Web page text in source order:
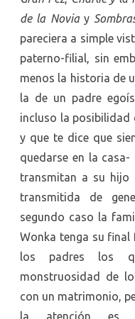
de la Noviay
pareciera a simple
paterno-filial, sin
menos la historia de
la de un padre
incluso la posibilidad
y que te dice que
quedarse en la
transmitan a su hijo
transmitida de
segundo caso la
Wonka tenga su
los padres los
monstruosidad de
con un matrimonio,
la atención es